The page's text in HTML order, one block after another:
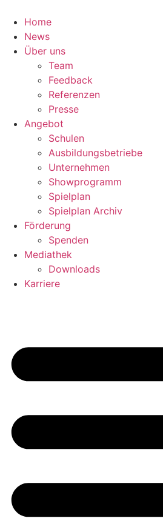
Inhalt
springen
Home
News
Über uns
Team
Feedback
Referenzen
Presse
Angebot
Schulen
Ausbildungsbetriebe
Unternehmen
Showprogramm
Spielplan
Spielplan Archiv
Förderung
Spenden
Mediathek
Downloads
Karriere